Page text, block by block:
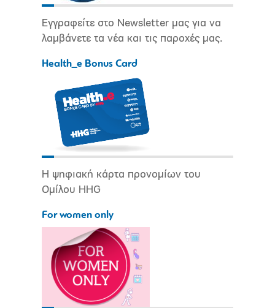
Εγγραφείτε στο Newsletter μας για να
λαμβάνετε τα νέα και τις παροχές μας.
Health_e Bonus Card
Η ψηφιακή κάρτα προνομίων του
Ομίλου HHG
For women only